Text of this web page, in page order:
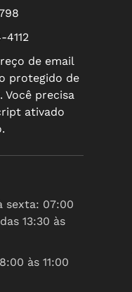
4112
de email
protegido de
Você precisa
ativado
sexta: 07:00
13:30 às
às 11:00